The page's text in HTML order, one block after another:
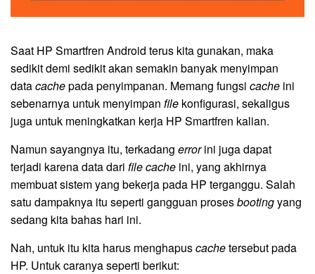
Saat HP Smartfren Android terus kita gunakan, maka
sedikit demi sedikit akan semakin banyak menyimpan
datacachepada penyimpanan. Memang fungsi cache ini
sebenarnya untuk menyimpan file konfigurasi, sekaligus
juga untuk meningkatkan kerja HP Smartfren kalian.
Namun sayangnya itu, terkadang errorini juga dapat
terjadi karena data dari file cache ini, yang akhirnya
membuat sistem yang bekerja pada HP terganggu. Salah
satu dampaknya itu seperti gangguan prosesbootingyang
sedang kita bahas hari ini.
Nah, untuk itu kita harus menghapuscachetersebut pada
HP. Untuk caranya seperti berikut: